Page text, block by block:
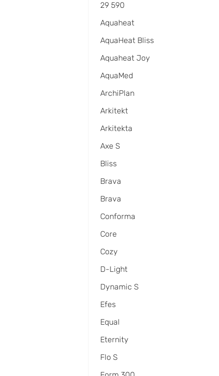
29 590
Aquaheat
AquaHeat Bliss
Aquaheat Joy
AquaMed
ArchiPlan
Arkitekt
Arkitekta
Axe S
Bliss
Brava
Brava
Conforma
Core
Cozy
D-Light
Dynamic S
Efes
Equal
Eternity
Flo S